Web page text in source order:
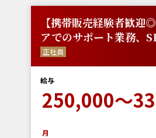
【携帯販売経験者歓迎
アでのサポート業務、
正社員
給与
250,000～
月